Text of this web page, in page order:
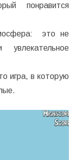
понравится
это не
игра, в которую